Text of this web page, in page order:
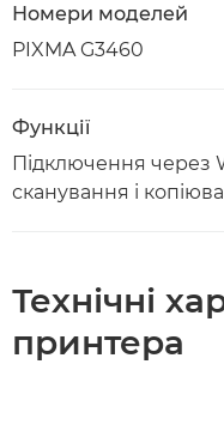
Номери моделей
PIXMA G3460
Функції
Підключення через
сканування і
Технічні
принтера